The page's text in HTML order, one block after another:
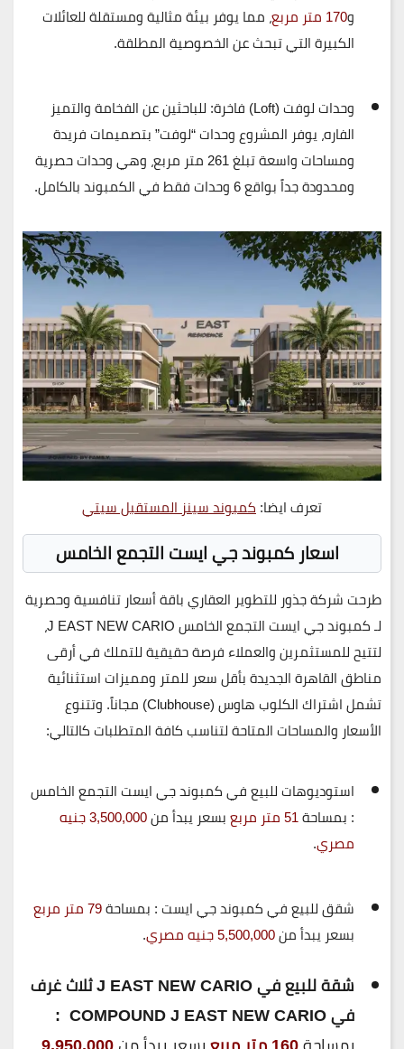
و170 متر مربع
، مما يوفر بيئة مثالية ومستقلة للعائلات
الكبيرة التي تبحث عن الخصوصية المطلقة.
وحدات لوفت (Loft) فاخرة:
للباحثين عن الفخامة والتميز
الفاره، يوفر المشروع وحدات “لوفت” بتصميمات فريدة
ومساحات واسعة تبلغ261 متر مربع
، وهي وحدات حصرية
ومحدودة جداً بواقع6 وحدات فقط في الكمبوند بالكامل.
تعرف ايضا:كمبوند سينز المستقبل سيتي
اسعار كمبوند جي ايست التجمع الخامس
طرحت شركة جذور للتطوير العقاري باقة أسعار تنافسية وحصرية
لـكمبوند جي ايست التجمع الخامس J EAST NEW CARIO
،
لتتيح للمستثمرين والعملاء فرصة حقيقية للتملك في أرقى
مناطق القاهرة الجديدة بأقل سعر للمتر ومميزات استثنائية
تشملاشتراك الكلوب هاوس (Clubhouse) مجاناً
. وتتنوع
الأسعار والمساحات المتاحة لتناسب كافة المتطلبات كالتالي:
استوديوهات للبيع في كمبوند جي ايست التجمع الخامس
: بمساحة51 متر مربع بسعر يبدأ من
3,500,000 جنيه
مصري.
شقق للبيع في كمبوند جي ايست : بمساحة79 متر مربع
بسعر يبدأ من5,500,000 جنيه مصري .
شقة للبيع في J EAST NEW CARIO ثلاث غرف
في COMPOUND J EAST NEW CARIO :